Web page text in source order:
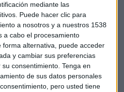
mediante las
Puede hacer clic para
a nosotros y a nuestros 1538
a cabo el procesamiento
forma alternativa, puede acceder
y cambiar sus preferencias
consentimiento. Tenga en
de sus datos personales
pero usted tiene